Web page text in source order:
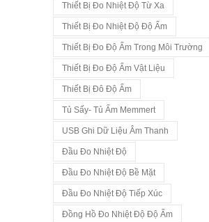
Thiết Bị Đo Nhiệt Độ Từ Xa
Thiết Bị Đo Nhiệt Độ Độ Ẩm
Thiết Bị Đo Độ Ẩm Trong Môi Trường
Thiết Bị Đo Độ Ẩm Vật Liệu
Thiết Bị Đô Độ Ẩm
Tủ Sấy- Tủ Ấm Memmert
USB Ghi Dữ Liệu Âm Thanh
Đầu Đo Nhiệt Độ
Đầu Đo Nhiệt Độ Bề Mặt
Đầu Đo Nhiệt Độ Tiếp Xúc
Đồng Hồ Đo Nhiệt Độ Độ Ẩm